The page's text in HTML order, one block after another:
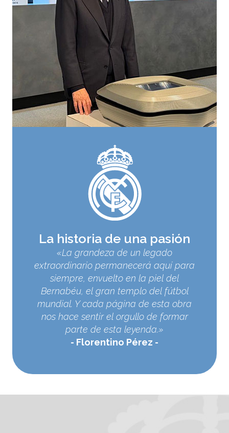
La historia de una pasión
«La grandeza de un legado
extraordinario permanecerá aquí para
siempre, envuelto en la piel del
Bernabéu, el gran templo del fútbol
mundial. Y cada página de esta obra
nos hace sentir el orgullo de formar
parte de esta leyenda.»
Florentino Pérez